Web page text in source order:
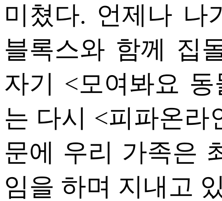
미쳤다. 언제나 나
블록스와 함께 집
자기 <모여봐요
는 다시 <피파온라
문에 우리 가족은
임을 하며 지내고